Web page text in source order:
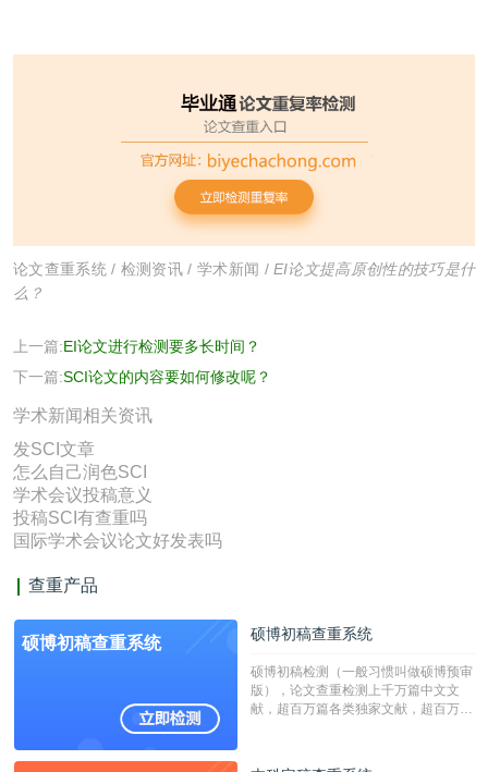
论文查重系统 / 检测资讯 / 学术新闻 / EI论文提高原创性的技巧是什
么？
上一篇:EI论文进行检测要多长时间？
下一篇:SCI论文的内容要如何修改呢？
学术新闻相关资讯
发SCI文章
怎么自己润色SCI
学术会议投稿意义
投稿SCI有查重吗
国际学术会议论文好发表吗
查重产品
硕博初稿查重系统 硕博初稿查重系统
硕博初稿检测（一般习惯叫做硕博预审
版），论文查重检测上千万篇中文文
献，超百万篇各类独家文献，超百万港
校用来检测硕博论文的系统，检测范围